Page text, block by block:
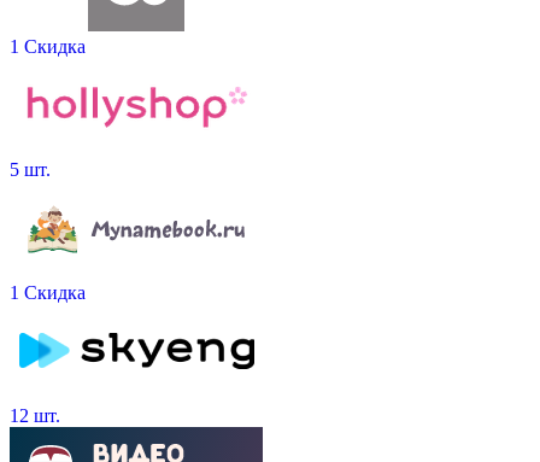
1 Скидка
5 шт.
1 Скидка
12 шт.